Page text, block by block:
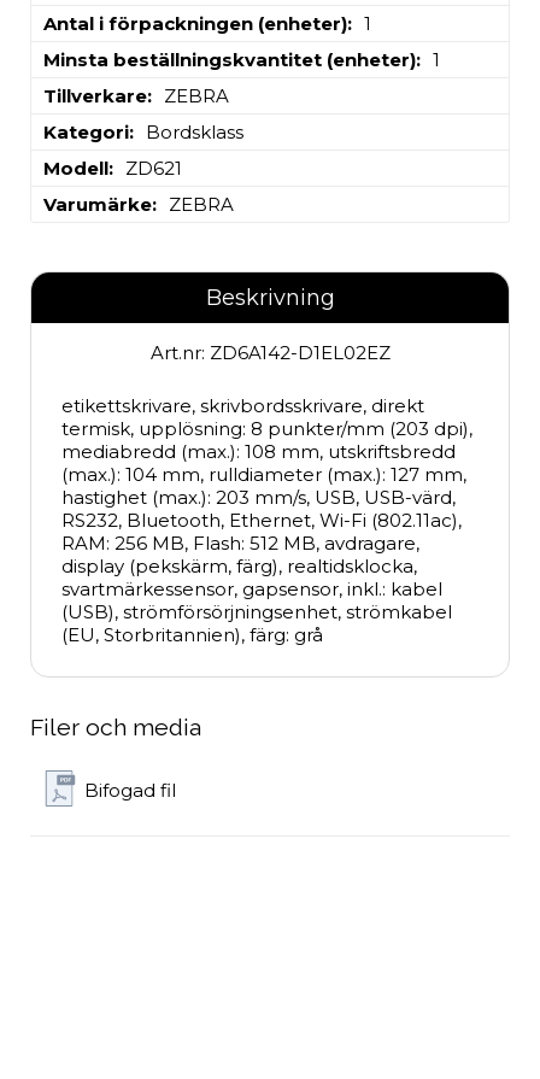
Antal i förpackningen (enheter)
1
Minsta beställningskvantitet (enheter)
1
Tillverkare
ZEBRA
Kategori
Bordsklass
Modell
ZD621
Varumärke
ZEBRA
Beskrivning
Art.nr: ZD6A142-D1EL02EZ
etikettskrivare, skrivbordsskrivare, direkt
termisk, upplösning: 8 punkter/mm (203 dpi),
mediabredd (max.): 108 mm, utskriftsbredd
(max.): 104 mm, rulldiameter (max.): 127 mm,
hastighet (max.): 203 mm/s, USB, USB-värd,
RS232, Bluetooth, Ethernet, Wi-Fi (802.11ac),
RAM: 256 MB, Flash: 512 MB, avdragare,
display (pekskärm, färg), realtidsklocka,
svartmärkessensor, gapsensor, inkl.: kabel
(USB), strömförsörjningsenhet, strömkabel
(EU, Storbritannien), färg: grå
Filer och media
Bifogad fil